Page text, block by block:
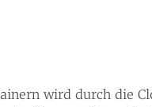
wird durch die